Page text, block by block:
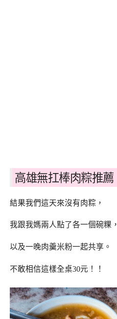
高雄無扛棒肉粽推薦
結果我們這天來沒有肉粽，
我跟我媽兩人點了各一個碗粿，
以及一晚肉羹米粉一起共享。
不敢相信這樣全桌30元！！